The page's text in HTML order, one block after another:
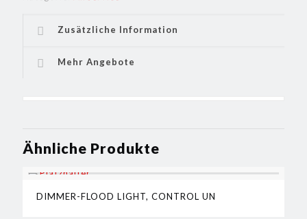
Zusätzliche Information
Mehr Angebote
Ähnliche Produkte
DIMMER-FLOOD LIGHT, CONTROL UN